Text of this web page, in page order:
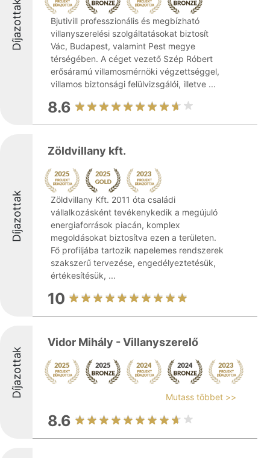
Díjazottak
Bjutivill professzionális és megbízható
villanyszerelési szolgáltatásokat biztosít
Vác, Budapest, valamint Pest megye
térségében. A céget vezető Szép Róbert
erősáramú villamosmérnöki végzettséggel,
villamos biztonsági felülvizsgálói, illetve ...
8.6
Díjazottak
Zöldvillany kft.
Zöldvillany Kft. 2011 óta családi
vállalkozásként tevékenykedik a megújuló
energiaforrások piacán, komplex
megoldásokat biztosítva ezen a területen.
Fő profiljába tartozik napelemes rendszerek
szakszerű tervezése, engedélyeztetésük,
értékesítésük, ...
10
Díjazottak
Vidor Mihály - Villanyszerelő
Mutass többet >>
8.6